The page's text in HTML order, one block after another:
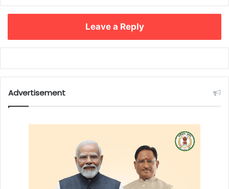
Leave a Reply
Advertisement